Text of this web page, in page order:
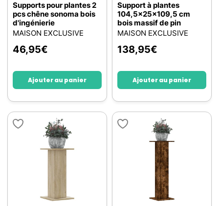
Supports pour plantes 2
pcs chêne sonoma bois
d'ingénierie
MAISON EXCLUSIVE
46,95€
Ajouter au panier
Support à plantes
104,5x25x109,5 cm
bois massif de pin
MAISON EXCLUSIVE
138,95€
Ajouter au panier